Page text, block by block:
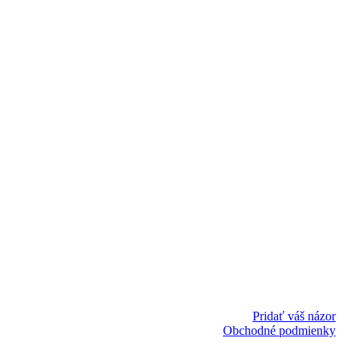
Pridať váš názor
Obchodné podmienky